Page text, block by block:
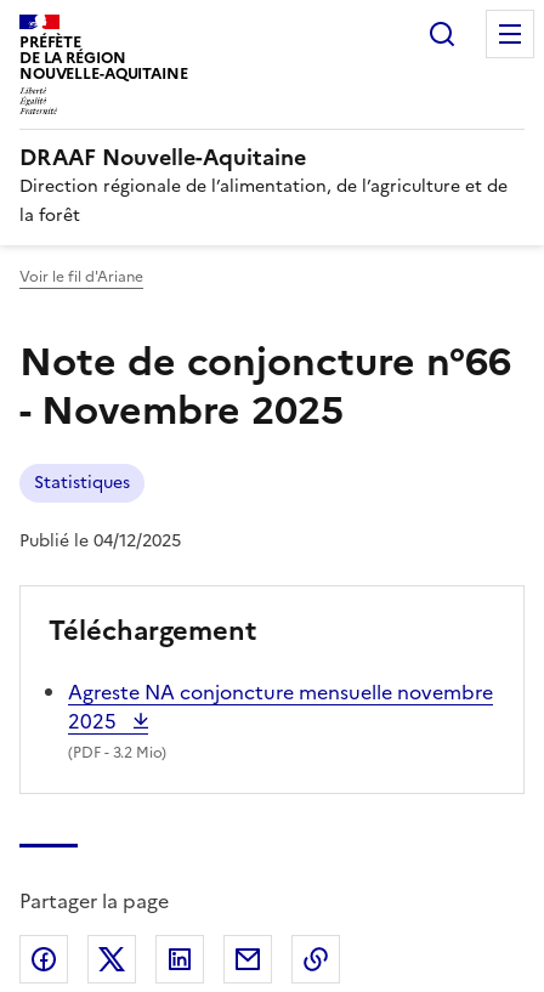
PRÉFÈTE
DE LA RÉGION
NOUVELLE-AQUITAINE
DRAAF Nouvelle-Aquitaine
Direction régionale de l’alimentation, de l’agriculture et de
la forêt
Voir le fil d'Ariane
Note de conjoncture n°66
- Novembre 2025
Statistiques
Publié le 04/12/2025
Téléchargement
Agreste NA conjoncture mensuelle novembre
2025
(PDF- 3.2 Mio)
Partager la page
Partager sur Facebook
Partager sur X (anciennement Twitter)
Partager sur LinkedIn
Partager par email